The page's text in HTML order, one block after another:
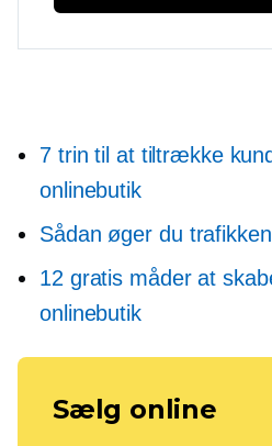
7 trin til at tiltrække
onlinebutik
Sådan øger du
12 gratis måder at
onlinebutik
Sælg online